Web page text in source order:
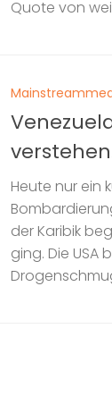
Quote von
Heute nur ein
der Karibik
ging. Die USA